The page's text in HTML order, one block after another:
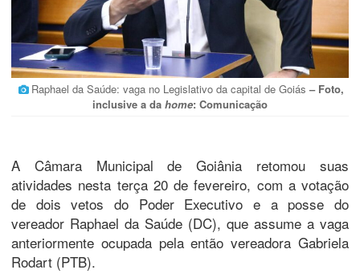
Raphael da Saúde: vaga no Legislativo da capital de Goiás – Foto,
inclusive a da home: Comunicação
A Câmara Municipal de Goiânia retomou suas
atividades nesta terça 20 de fevereiro, com a votação
de dois vetos do Poder Executivo e a posse do
vereador Raphael da Saúde (DC), que assume a vaga
anteriormente ocupada pela então vereadora Gabriela
Rodart (PTB).